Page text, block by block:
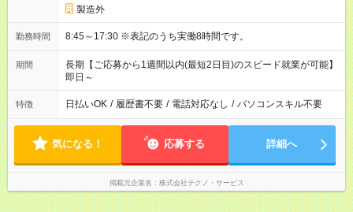
製造外
勤務時間 8:45～17:30 ※表記のうち実働8時間です。
期間
長期【ご応募から1週間以内(最短2日目)のスピード就業が可能】
即日～
特徴 日払いOK / 履歴書不要 / 電話対応なし / パソコンスキル不要
気になる！ 応募する 詳細へ
掲載元企業名 株式会社テクノ・サービス